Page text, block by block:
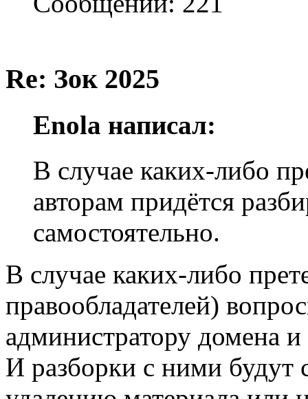
Re: Зок 2025
Enola написал:
В случае каких-либо
авторам придётся
самостоятельно.
В случае каких-либо
правообладателей)
администратору домена и
И разборки с ними будут